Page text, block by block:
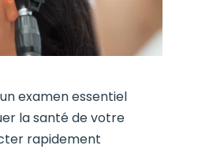
examen essentiel
la santé de votre
rapidement